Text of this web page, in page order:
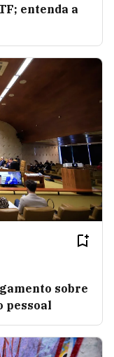
entenda a
sobre
pessoal